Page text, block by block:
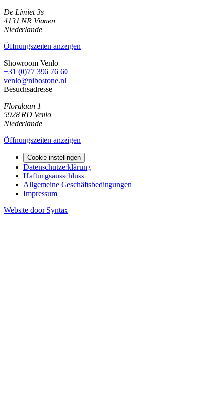
De Limiet 3s
4131 NR Vianen
Niederlande
Öffnungszeiten anzeigen
Showroom Venlo
+31 (0)77 396 76 60
venlo@nibostone.nl
Besuchsadresse
Floralaan 1
5928 RD Venlo
Niederlande
Öffnungszeiten anzeigen
Cookie instellingen
Datenschutzerklärung
Haftungsausschluss
Allgemeine Geschäftsbedingungen
Impressum
Website door Syntax